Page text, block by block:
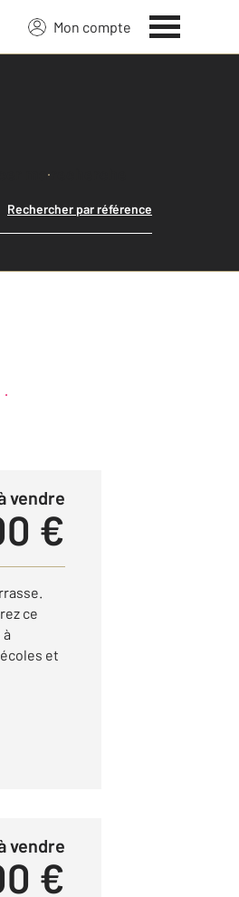
Mon compte
ma recherche
Rechercher par référence
une alerte
vendre
€
ce
et
vendre
€